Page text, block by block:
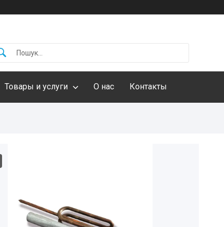
Товары и услуги О нас Контакты